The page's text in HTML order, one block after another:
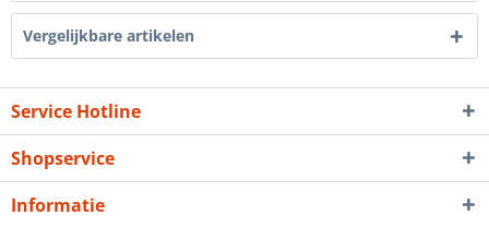
Vergelijkbare artikelen
Service Hotline
Shopservice
Informatie